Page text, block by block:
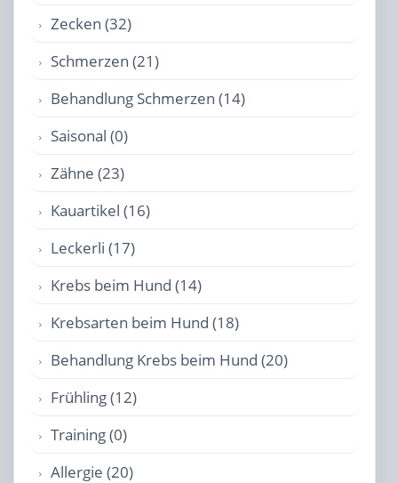
Zecken (32)
Schmerzen (21)
Behandlung Schmerzen (14)
Saisonal (0)
Zähne (23)
Kauartikel (16)
Leckerli (17)
Krebs beim Hund (14)
Krebsarten beim Hund (18)
Behandlung Krebs beim Hund (20)
Frühling (12)
Training (0)
Allergie (20)